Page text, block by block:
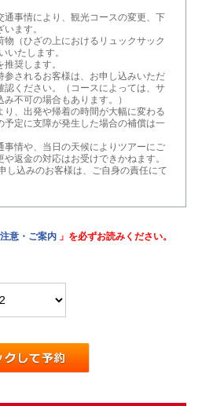
通事情により、観光コースの変更、下
ます。
物（ひざの上におけるリュックサック
いたします。
奨します。
参されるお客様は、お申し込みいただ
認ください。（コースによっては、サ
不可の場合もあります。）
り、出発や帰着の時間が大幅に変わる
予定に支障が発生した場合の補償は一
事情や、当日の天候によりツアーにご
返金の対応はお受けできかねます。
し込みのお客様は、ご自身の責任にて
意・ご案内 」を必ずお読みください。